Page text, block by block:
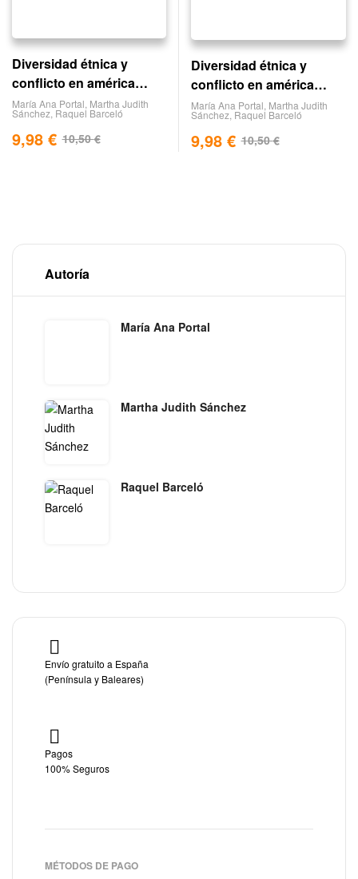
Diversidad étnica y
conflicto en américa
latina. volumen iii
María Ana Portal Martha Judith
Sánchez Raquel Barceló
10,50€
9,98 €
Diversidad étnica y
conflicto en américa
latina ii
María Ana Portal Martha Judith
Sánchez Raquel Barceló
10,50€
9,98 €
Autoría
María Ana Portal
Martha Judith Sánchez
Raquel Barceló
Envío gratuito a España
(Península y Baleares)
Pagos
100% Seguros
MÉTODOS DE PAGO